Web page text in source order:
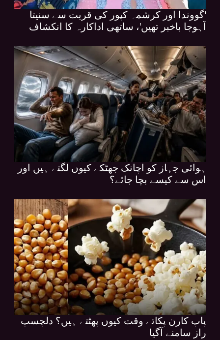
'گووندا اور کرشمہ کپور کی قربت سے سنیتا
آہوجا باخبر تھیں'، ساتھی اداکارہ کا انکشاف
ہوائی جہاز کو اچانک جھٹکے کیوں لگتے ہیں اور
اس سے کیسے بچا جائے؟
پاپ کارن پکاتے وقت کیوں پھٹتے ہیں؟ دلچسپ
راز سامنے آگیا